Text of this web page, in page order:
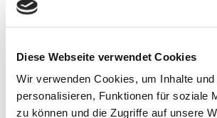
Diese Webseite verwendet Cookies
Wir verwenden Cookies, um Inhalte
personalisieren, Funktionen für soziale
zu können und die Zugriffe auf unsere